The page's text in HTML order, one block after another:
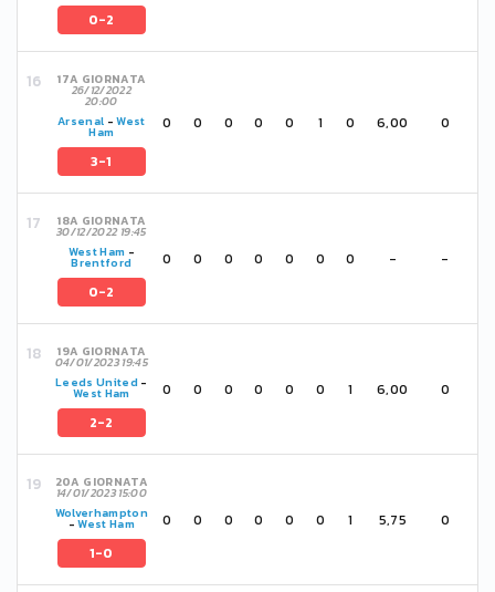
0-2
17A GIORNATA
26/12/2022
20:00
Arsenal -West
Ham
3-1
0 0 0 0 0 1 0 6,00 0
18A GIORNATA
30/12/2022 19:45
West Ham -
Brentford
0-2
0 0 0 0 0 0 0 - -
19A GIORNATA
04/01/2023 19:45
Leeds United -
West Ham
2-2
0 0 0 0 0 0 1 6,00 0
20A GIORNATA
14/01/2023 15:00
Wolverhampton
-West Ham
1-0
0 0 0 0 0 0 1 5,75 0